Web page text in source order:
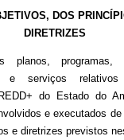
DOS
DIRETRIZES
planos, programas,
e serviços
do Estado do
e executados
e diretrizes previstos